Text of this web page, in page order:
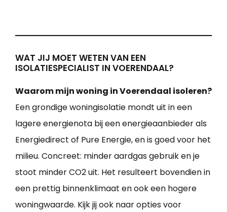
WAT JIJ MOET WETEN VAN EEN
ISOLATIESPECIALIST IN VOERENDAAL?
Waarom mijn woning in Voerendaal isoleren?
Een grondige woningisolatie mondt uit in een
lagere energienota bij een energieaanbieder als
Energiedirect of Pure Energie, en is goed voor het
milieu. Concreet: minder aardgas gebruik en je
stoot minder CO2 uit. Het resulteert bovendien in
een prettig binnenklimaat en ook een hogere
woningwaarde. Kijk jij ook naar opties voor